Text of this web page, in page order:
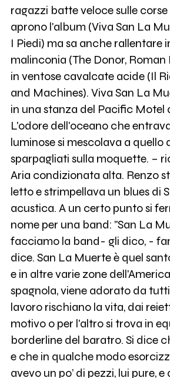
ragazzi batte veloce sulle corse
aprono l'album (Viva San La
I Piedi) ma sa anche rallentare
malinconia (The Donor, Roman
in ventose cavalcate acide (Il
and Machines). Viva San La
in una stanza del Pacific Motel
L'odore dell'oceano che
luminose si mescolava a quello
sparpagliati sulla moquette. –
Aria condizionata alta. Renzo
letto e strimpellava un blues di
acustica. A un certo punto si
nome per una band: "San La
facciamo la band- gli dico, -
dice. San La Muerte è quel
e in altre varie zone
spagnola, viene adorato da
lavoro rischiano la vita, dai
motivo o per l'altro si trova in
borderline del baratro. Si dice
e che in qualche modo
avevo un po’ di pezzi, lui pure,